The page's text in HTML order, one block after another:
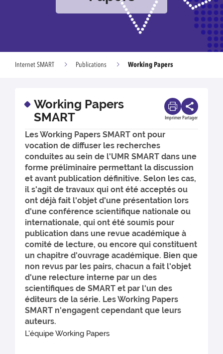
Internet SMART Publications Working Papers
Working Papers
SMART
Imprimer Partager
Les Working Papers SMART ont pour
vocation de diffuser les recherches
conduites au sein de l'UMR SMART dans une
forme préliminaire permettant la discussion
et avant publication définitive. Selon les cas,
il s'agit de travaux qui ont été acceptés ou
ont déjà fait l'objet d'une présentation lors
d'une conférence scientifique nationale ou
internationale, qui ont été soumis pour
publication dans une revue académique à
comité de lecture, ou encore qui constituent
un chapitre d'ouvrage académique. Bien que
non revus par les pairs, chacun a fait l'objet
d'une relecture interne par un des
scientifiques de SMART et par l'un des
éditeurs de la série. Les Working Papers
SMART n'engagent cependant que leurs
auteurs.
L'équipe Working Papers